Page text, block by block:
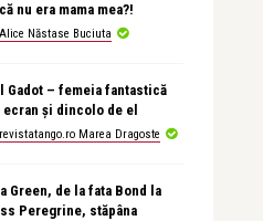
nu era mama mea?!
Alice Năstase Buciuta
Gadot – femeia fantastică
ecran și dincolo de el
revistatango.ro Marea Dragoste
Green, de la fata Bond la
Peregrine, stăpâna